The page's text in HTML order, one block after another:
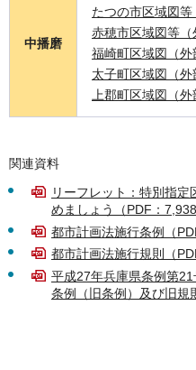
中播磨
たつの市区域図等
赤穂市区域図等（
福崎町区域図（外
太子町区域図（外
上郡町区域図（
関連資料
リーフレット：特別指
めましょう（PDF：
都市計画法施行条例（
都市計画法施行規則（
平成27年兵庫県条例第
条例（旧条例）及び旧規